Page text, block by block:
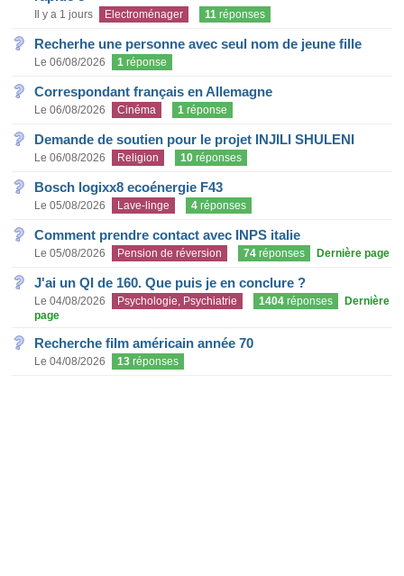
Il y a 1 jours Electroménager 11 réponses
Recherhe une personne avec seul nom de jeune fille
Le 06/08/2026 1 réponse
Correspondant français en Allemagne
Le 06/08/2026 Cinéma 1 réponse
Demande de soutien pour le projet INJILI SHULENI
Le 06/08/2026 Religion 10 réponses
Bosch logixx8 ecoénergie F43
Le 05/08/2026 Lave-linge 4 réponses
Comment prendre contact avec INPS italie
Le 05/08/2026 Pension de réversion 74 réponses Dernière page
J'ai un QI de 160. Que puis je en conclure ?
Le 04/08/2026 Psychologie, Psychiatrie 1404 réponses
Dernière
page
Recherche film américain année 70
Le 04/08/2026 13 réponses